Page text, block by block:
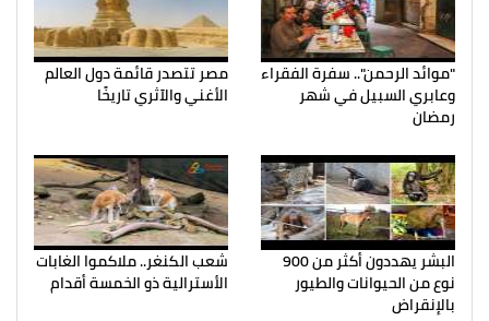
"موائد الرحمن".. سفرة الفقراء
وعابري السبيل في شهر
رمضان
مصر تتصدر قائمة دول العالم
الأغني والآثري تاريخًا
البشر يهددون أكثر من 900
نوع من الحيوانات والطيور
بالإنقراض
شعب الكنغر.. ملاكموا الغابات
الأسترالية ذو الخمسة أقدام